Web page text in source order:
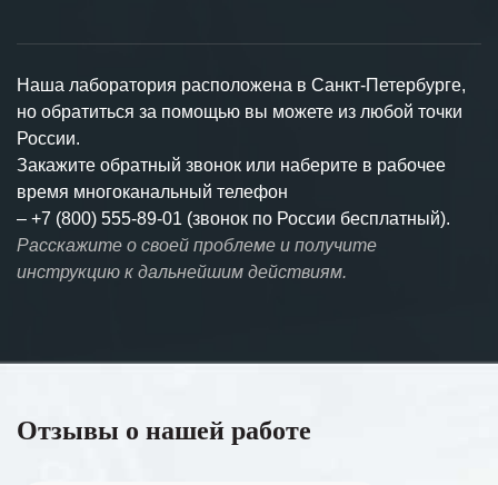
Наша лаборатория расположена в Санкт-Петербурге,
но обратиться за помощью вы можете из любой точки
России.
Закажите обратный звонок или наберите в рабочее
время многоканальный телефон
– +7 (800) 555-89-01 (звонок по России бесплатный).
Расскажите о своей проблеме и получите
инструкцию к дальнейшим действиям.
Отзывы о нашей работе